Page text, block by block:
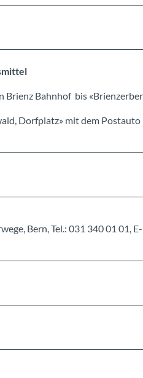
Brienz Bahnhof bis
Dorfplatz» mit dem
Bern, Tel.: 031 340 01 01,